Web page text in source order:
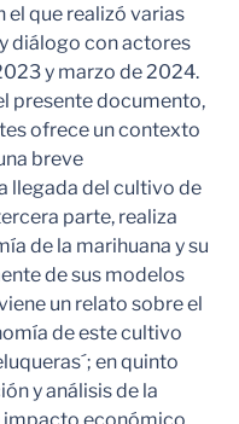
el que realizó varias
diálogo con actores
y marzo de 2024.
presente documento,
ofrece un contexto
breve
llegada del cultivo de
parte, realiza
de la marihuana y su
de sus modelos
un relato sobre el
de este cultivo
en quinto
y análisis de la
impacto económico